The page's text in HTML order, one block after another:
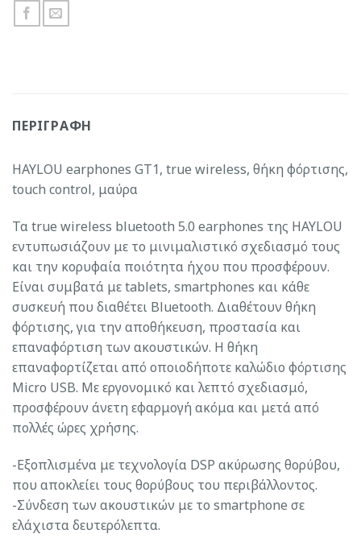
ΠΕΡΙΓΡΑΦΉ
HAYLOU earphones GT1, true wireless, θήκη φόρτισης,
touch control, μαύρα
Τα true wireless bluetooth 5.0 earphones της HAYLOU
εντυπωσιάζουν με το μινιμαλιστικό σχεδιασμό τους
και την κορυφαία ποιότητα ήχου που προσφέρουν.
Είναι συμβατά με tablets, smartphones και κάθε
συσκευή που διαθέτει Bluetooth. Διαθέτουν θήκη
φόρτισης, για την αποθήκευση, προστασία και
επαναφόρτιση των ακουστικών. Η θήκη
επαναφορτίζεται από οποιοδήποτε καλώδιο φόρτισης
Micro USB. Με εργονομικό και λεπτό σχεδιασμό,
προσφέρουν άνετη εφαρμογή ακόμα και μετά από
πολλές ώρες χρήσης.
-Εξοπλισμένα με τεχνολογία DSP ακύρωσης θορύβου,
που αποκλείει τους θορύβους του περιβάλλοντος.
-Σύνδεση των ακουστικών με το smartphone σε
ελάχιστα δευτερόλεπτα.